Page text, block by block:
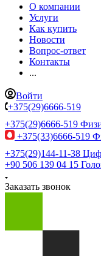
О компании
Услуги
Как купить
Новости
Вопрос-ответ
Контакты
...
Войти
+375(29)6666-519
+375(29)6666-519
+375(33)6666-519
+375(29)144-11-38
+90 506 139 04 15
Заказать звонок